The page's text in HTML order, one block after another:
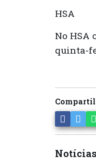
HSA
No HSA
quinta-